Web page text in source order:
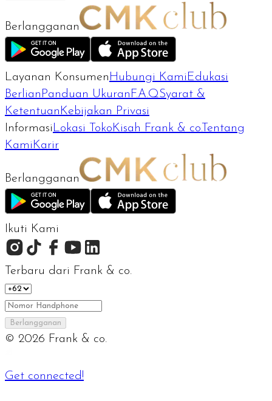
Berlangganan
Layanan Konsumen Hubungi Kami Edukasi
Berlian Panduan Ukuran F.A.QSyarat &
Ketentuan Kebijakan Privasi
Informasi Lokasi Toko Kisah Frank & co.Tentang
Kami Karir
Berlangganan
Ikuti Kami
Terbaru dari Frank & co.
Berlangganan
© 2026 Frank & co.
Get connected!